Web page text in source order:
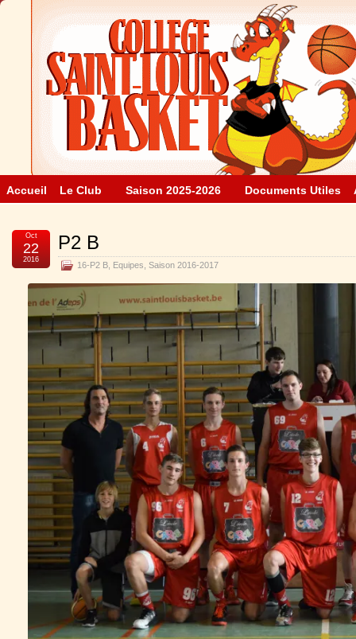
Accueil Le Club Saison 2025-2026 Documents Utiles
P2 B
16-P2 B Equipes Saison 2016-2017
Oct
22
2016